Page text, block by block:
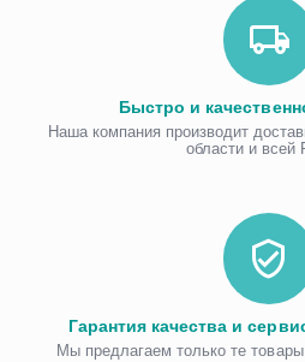
Быстро и
Наша компания производит
области и всей
Гарантия качества и
Мы предлагаем только те